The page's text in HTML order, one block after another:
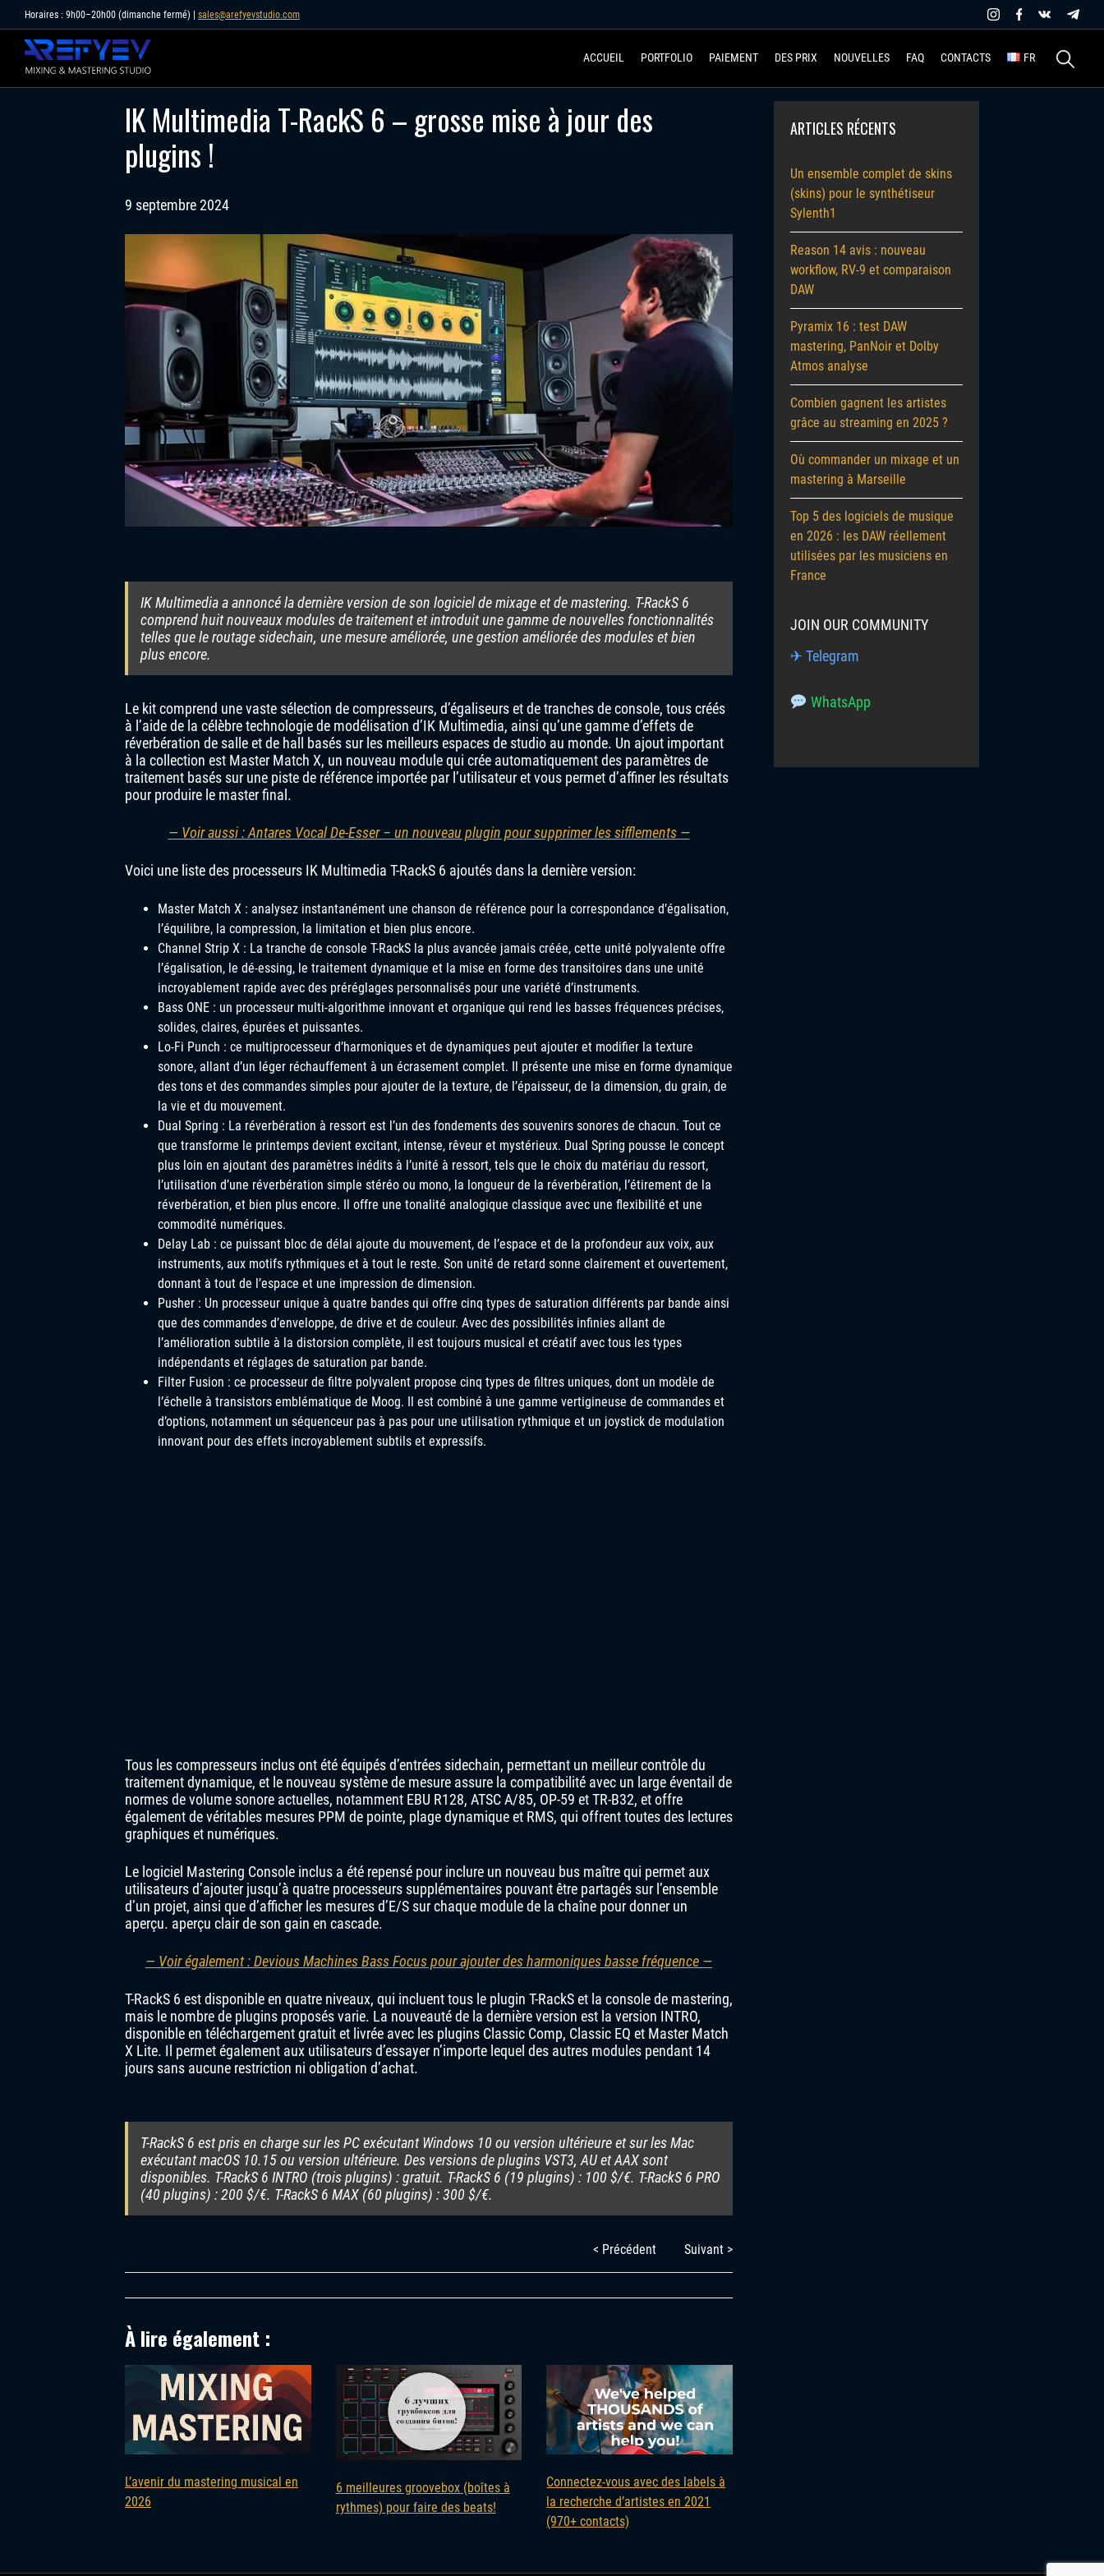
to
content
Horaires : 9h00–20h00 (dimanche fermé) | sales@arefyevstudio.com
ACCUEIL PORTFOLIO PAIEMENT DES PRIX NOUVELLES FAQ CONTACTS FR
IK Multimedia T-RackS 6 – grosse mise à jour des
plugins !
9 septembre 2024
IK Multimedia a annoncé la dernière version de son logiciel de mixage et de mastering. T-RackS 6
comprend huit nouveaux modules de traitement et introduit une gamme de nouvelles fonctionnalités
telles que le routage sidechain, une mesure améliorée, une gestion améliorée des modules et bien
plus encore.
Le kit comprend une vaste sélection de compresseurs, d’égaliseurs et de tranches de console, tous créés
à l’aide de la célèbre technologie de modélisation d’IK Multimedia, ainsi qu’une gamme d’effets de
réverbération de salle et de hall basés sur les meilleurs espaces de studio au monde. Un ajout important
à la collection est Master Match X, un nouveau module qui crée automatiquement des paramètres de
traitement basés sur une piste de référence importée par l’utilisateur et vous permet d’affiner les résultats
pour produire le master final.
— Voir aussi : Antares Vocal De-Esser – un nouveau plugin pour supprimer les sifflements —
Voici une liste des processeurs IK Multimedia T-RackS 6 ajoutés dans la dernière version:
Master Match X : analysez instantanément une chanson de référence pour la correspondance d’égalisation,
l’équilibre, la compression, la limitation et bien plus encore.
Channel Strip X : La tranche de console T-RackS la plus avancée jamais créée, cette unité polyvalente offre
l’égalisation, le dé-essing, le traitement dynamique et la mise en forme des transitoires dans une unité
incroyablement rapide avec des préréglages personnalisés pour une variété d’instruments.
Bass ONE : un processeur multi-algorithme innovant et organique qui rend les basses fréquences précises,
solides, claires, épurées et puissantes.
Lo-Fi Punch : ce multiprocesseur d’harmoniques et de dynamiques peut ajouter et modifier la texture
sonore, allant d’un léger réchauffement à un écrasement complet. Il présente une mise en forme dynamique
des tons et des commandes simples pour ajouter de la texture, de l’épaisseur, de la dimension, du grain, de
la vie et du mouvement.
Dual Spring : La réverbération à ressort est l’un des fondements des souvenirs sonores de chacun. Tout ce
que transforme le printemps devient excitant, intense, rêveur et mystérieux. Dual Spring pousse le concept
plus loin en ajoutant des paramètres inédits à l’unité à ressort, tels que le choix du matériau du ressort,
l’utilisation d’une réverbération simple stéréo ou mono, la longueur de la réverbération, l’étirement de la
réverbération, et bien plus encore. Il offre une tonalité analogique classique avec une flexibilité et une
commodité numériques.
Delay Lab : ce puissant bloc de délai ajoute du mouvement, de l’espace et de la profondeur aux voix, aux
instruments, aux motifs rythmiques et à tout le reste. Son unité de retard sonne clairement et ouvertement,
donnant à tout de l’espace et une impression de dimension.
Pusher : Un processeur unique à quatre bandes qui offre cinq types de saturation différents par bande ainsi
que des commandes d’enveloppe, de drive et de couleur. Avec des possibilités infinies allant de
l’amélioration subtile à la distorsion complète, il est toujours musical et créatif avec tous les types
indépendants et réglages de saturation par bande.
Filter Fusion : ce processeur de filtre polyvalent propose cinq types de filtres uniques, dont un modèle de
l’échelle à transistors emblématique de Moog. Il est combiné à une gamme vertigineuse de commandes et
d’options, notamment un séquenceur pas à pas pour une utilisation rythmique et un joystick de modulation
innovant pour des effets incroyablement subtils et expressifs.
Tous les compresseurs inclus ont été équipés d’entrées sidechain, permettant un meilleur contrôle du
traitement dynamique, et le nouveau système de mesure assure la compatibilité avec un large éventail de
normes de volume sonore actuelles, notamment EBU R128, ATSC A/85, OP-59 et TR-B32, et offre
également de véritables mesures PPM de pointe, plage dynamique et RMS, qui offrent toutes des lectures
graphiques et numériques.
Le logiciel Mastering Console inclus a été repensé pour inclure un nouveau bus maître qui permet aux
utilisateurs d’ajouter jusqu’à quatre processeurs supplémentaires pouvant être partagés sur l’ensemble
d’un projet, ainsi que d’afficher les mesures d’E/S sur chaque module de la chaîne pour donner un
aperçu. aperçu clair de son gain en cascade.
— Voir également : Devious Machines Bass Focus pour ajouter des harmoniques basse fréquence —
T-RackS 6 est disponible en quatre niveaux, qui incluent tous le plugin T-RackS et la console de mastering,
mais le nombre de plugins proposés varie. La nouveauté de la dernière version est la version INTRO,
disponible en téléchargement gratuit et livrée avec les plugins Classic Comp, Classic EQ et Master Match
X Lite. Il permet également aux utilisateurs d’essayer n’importe lequel des autres modules pendant 14
jours sans aucune restriction ni obligation d’achat.
T-RackS 6 est pris en charge sur les PC exécutant Windows 10 ou version ultérieure et sur les Mac
exécutant macOS 10.15 ou version ultérieure. Des versions de plugins VST3, AU et AAX sont
disponibles. T-RackS 6 INTRO (trois plugins) : gratuit. T-RackS 6 (19 plugins) : 100 $/€. T-RackS 6 PRO
(40 plugins) : 200 $/€. T-RackS 6 MAX (60 plugins) : 300 $/€.
< Précédent Suivant >
À lire également :
L’avenir du mastering musical en
2026
6 meilleures groovebox (boîtes à
rythmes) pour faire des beats!
Connectez-vous avec des labels à
la recherche d’artistes en 2021
(970+ contacts)
ARTICLES RÉCENTS
Un ensemble complet de skins
(skins) pour le synthétiseur
Sylenth1
Reason 14 avis : nouveau
workflow, RV-9 et comparaison
DAW
Pyramix 16 : test DAW
mastering, PanNoir et Dolby
Atmos analyse
Combien gagnent les artistes
grâce au streaming en 2025 ?
Où commander un mixage et un
mastering à Marseille
Top 5 des logiciels de musique
en 2026 : les DAW réellement
utilisées par les musiciens en
France
JOIN OUR COMMUNITY
✈ Telegram
WhatsApp